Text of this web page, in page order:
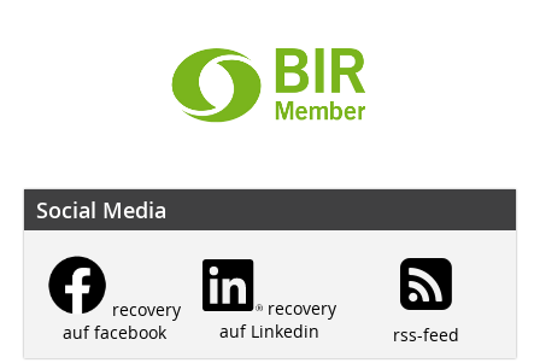
Social Media
recovery
auf facebook
recovery
auf Linkedin
rss-feed